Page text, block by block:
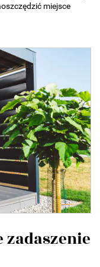
miejsce
zadaszenie